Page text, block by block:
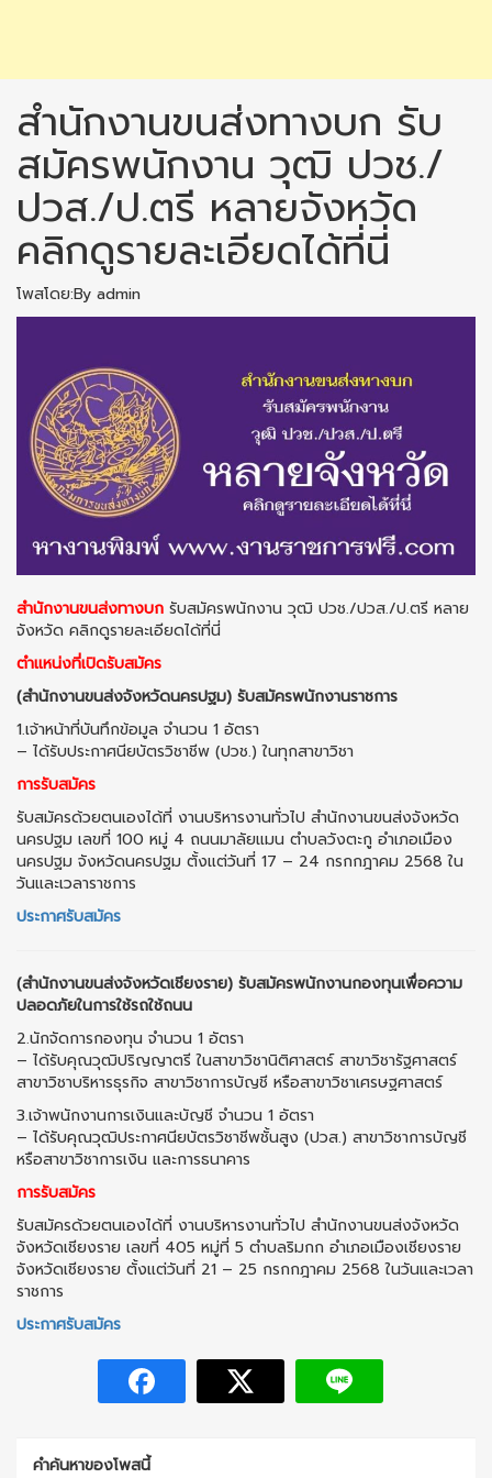
สำนักงานขนส่งทางบก รับ
สมัครพนักงาน วุฒิ ปวช./
ปวส./ป.ตรี หลายจังหวัด
คลิกดูรายละเอียดได้ที่นี่
โพสโดย:By admin
สำนักงานขนส่งทางบก รับสมัครพนักงาน วุฒิ ปวช./ปวส./ป.ตรี หลาย
จังหวัด คลิกดูรายละเอียดได้ที่นี่
ตำแหน่งที่เปิดรับสมัคร
(สำนักงานขนส่งจังหวัดนครปฐม) รับสมัครพนักงานราชการ
1.เจ้าหน้าที่บันทึกข้อมูล จำนวน 1 อัตรา
– ได้รับประกาศนียบัตรวิชาชีพ (ปวช.) ในทุกสาขาวิชา
การรับสมัคร
รับสมัครด้วยตนเองได้ที่ งานบริหารงานทั่วไป สำนักงานขนส่งจังหวัด
นครปฐม เลขที่ 100 หมู่ 4 ถนนมาลัยแมน ตำบลวังตะกู อำเภอเมือง
นครปฐม จังหวัดนครปฐม ตั้งแต่วันที่ 17 – 24 กรกกฎาคม 2568 ใน
วันและเวลาราชการ
ประกาศรับสมัคร
(สำนักงานขนส่งจังหวัดเชียงราย) รับสมัครพนักงานกองทุนเพื่อความ
ปลอดภัยในการใช้รถใช้ถนน
2.นักจัดการกองทุน จำนวน 1 อัตรา
– ได้รับคุณวุฒิปริญญาตรี ในสาขาวิชานิติศาสตร์ สาขาวิชารัฐศาสตร์
สาขาวิชาบริหารธุรกิจ สาขาวิชาการบัญชี หรือสาขาวิชาเศรษฐศาสตร์
3.เจ้าพนักงานการเงินและบัญชี จำนวน 1 อัตรา
– ได้รับคุณวุฒิประกาศนียบัตรวิชาชีพชั้นสูง (ปวส.) สาขาวิชาการบัญชี
หรือสาขาวิชาการเงิน และการธนาคาร
การรับสมัคร
รับสมัครด้วยตนเองได้ที่ งานบริหารงานทั่วไป สำนักงานขนส่งจังหวัด
จังหวัดเชียงราย เลขที่ 405 หมู่ที่ 5 ตำบลริมกก อำเภอเมืองเชียงราย
จังหวัดเชียงราย ตั้งแต่วันที่ 21 – 25 กรกกฎาคม 2568 ในวันและเวลา
ราชการ
ประกาศรับสมัคร
คำค้นหาของโพสนี้